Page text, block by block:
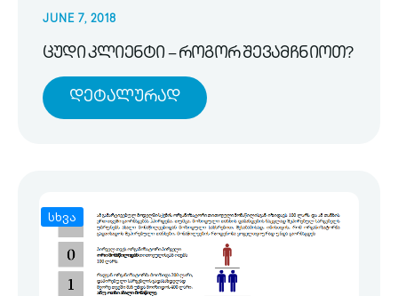
JUNE 7, 2018
ცუდი კლიენტი – როგორ შევამჩნიოთ?
Დეტალურად
სხვა